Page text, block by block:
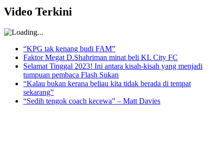
Video Terkini
“KPG tak kenang budi FAM”
Faktor Megat D.Shahriman minat beli KL City FC
Selamat Tinggal 2023! Ini antara kisah-kisah yang menjadi
tumpuan pembaca Flash Sukan
“Kalau bukan kerana beliau kita tidak berada di tempat
sekarang”
“Sedih tengok coach kecewa” – Matt Davies